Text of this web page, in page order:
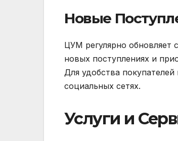
Новые
ЦУМ регулярно обновляет
новых поступлениях и
Для удобства
социальных сетях.
Услуги и